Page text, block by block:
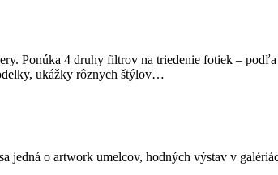
Ponúka 4 druhy filtrov na triedenie fotiek –
ukážky rôznych štýlov…
jedná o artwork umelcov, hodných výstav v